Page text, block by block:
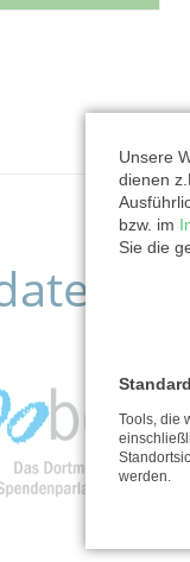
Unsere
dienen
bzw. im
Sie die
Standard
Tools, die
werden.